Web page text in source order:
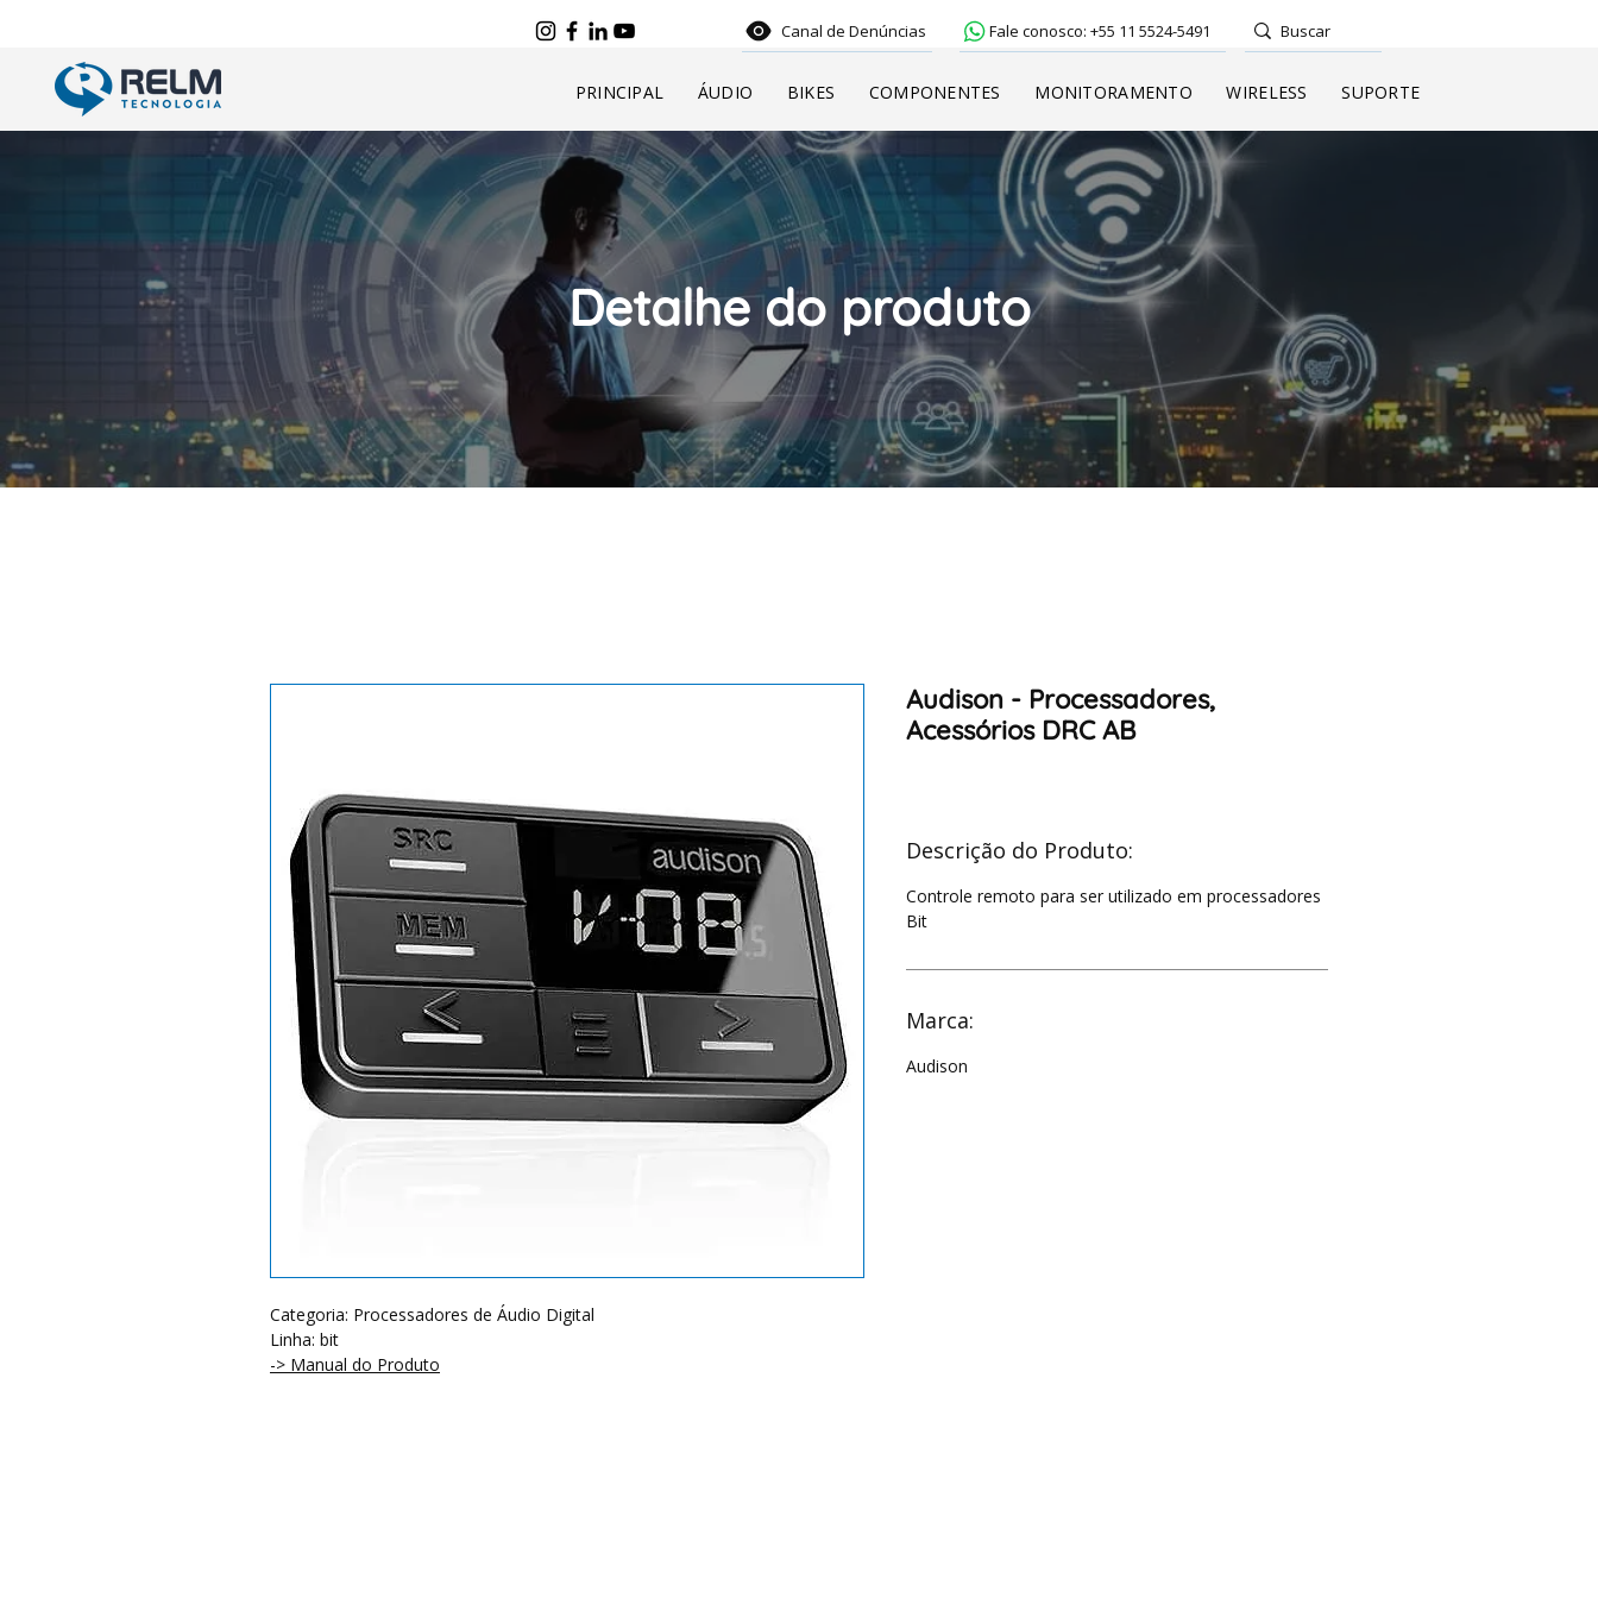
Canal de Denúncias Fale conosco: +55 11 5524-5491
PRINCIPAL ÁUDIO BIKES COMPONENTES MONITORAMENTO WIRELESS SUPORTE
Detalhe do produto
Categoria: Processadores de Áudio Digital
Linha: bit
-> Manual do Produto
Audison - Processadores,
Acessórios DRC AB
Descrição do Produto:
Controle remoto para ser utilizado em processadores
Bit
Marca:
Audison